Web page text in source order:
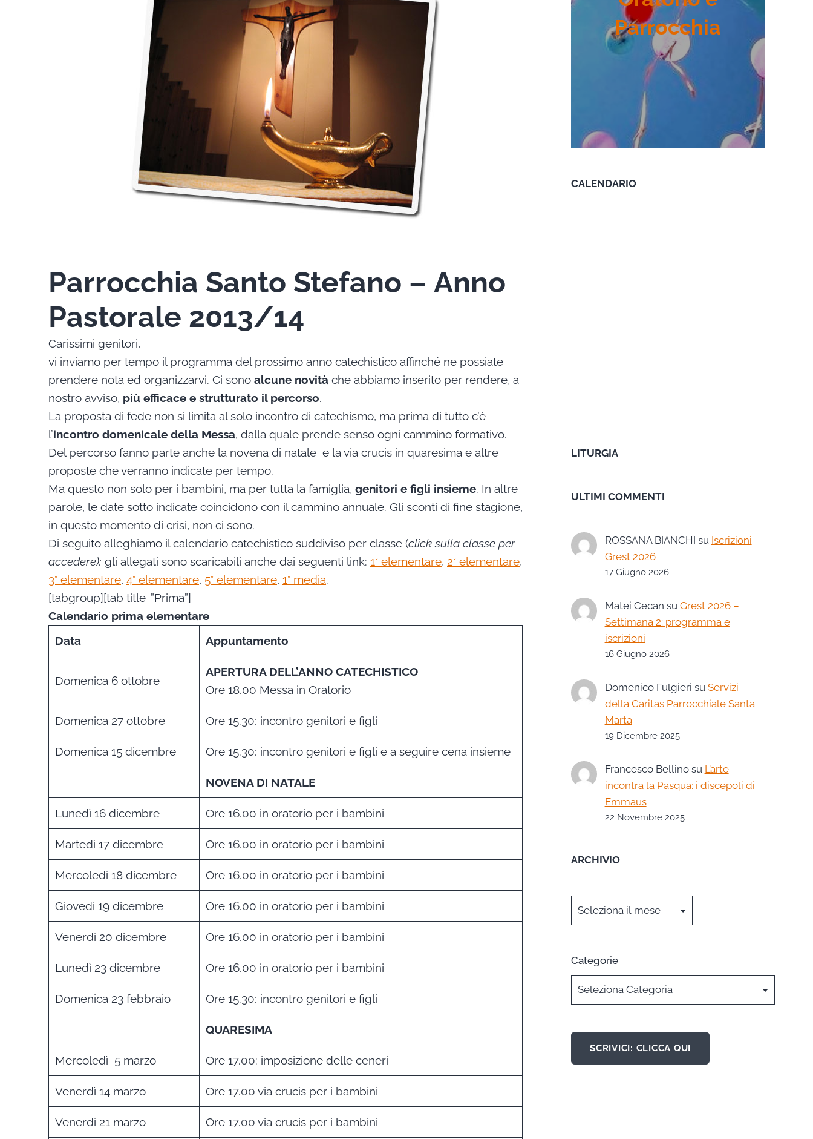
Parrocchia Santo Stefano – Anno
Pastorale 2013/14
Carissimi genitori,
vi inviamo per tempo il programma del prossimo anno catechistico affinché ne possiate
prendere nota ed organizzarvi. Ci sono alcune novità che abbiamo inserito per rendere, a
nostro avviso, più efficace e strutturato il percorso.
La proposta di fede non si limita al solo incontro di catechismo, ma prima di tutto c’è
l’incontro domenicale della Messa, dalla quale prende senso ogni cammino formativo.
Del percorso fanno parte anche la novena di natale e la via crucis in quaresima e altre
proposte che verranno indicate per tempo.
Ma questo non solo per i bambini, ma per tutta la famiglia, genitori e figli insieme. In altre
parole, le date sotto indicate coincidono con il cammino annuale. Gli sconti di fine stagione,
in questo momento di crisi, non ci sono.
Di seguito alleghiamo il calendario catechistico suddiviso per classe (click sulla classe per
accedere); gli allegati sono scaricabili anche dai seguenti link: 1° elementare, 2° elementare,
3° elementare, 4° elementare, 5° elementare, 1° media.
[tabgroup][tab title=”Prima”]
Calendario prima elementare
Data
Appuntamento
Domenica 6 ottobre
APERTURA DELL’ANNO CATECHISTICO
Ore 18.00 Messa in Oratorio
Domenica 27 ottobre Ore 15.30: incontro genitori e figli
Domenica 15 dicembre Ore 15.30: incontro genitori e figli e a seguire cena insieme
NOVENA DI NATALE
Lunedì 16 dicembre Ore 16.00 in oratorio per i bambini
Martedì 17 dicembre Ore 16.00 in oratorio per i bambini
Mercoledì 18 dicembre Ore 16.00 in oratorio per i bambini
Giovedì 19 dicembre Ore 16.00 in oratorio per i bambini
Venerdì 20 dicembre Ore 16.00 in oratorio per i bambini
Lunedì 23 dicembre Ore 16.00 in oratorio per i bambini
Domenica 23 febbraio Ore 15.30: incontro genitori e figli
QUARESIMA
Mercoledì 5 marzo Ore 17.00: imposizione delle ceneri
Venerdì 14 marzo Ore 17.00 via crucis per i bambini
Venerdì 21 marzo Ore 17.00 via crucis per i bambini
Parrocchia
CALENDARIO
LITURGIA
ULTIMI COMMENTI
ROSSANA BIANCHI su Iscrizioni
Grest 2026
17 Giugno 2026
Matei Cecan su Grest 2026 –
Settimana 2: programma e
iscrizioni
16 Giugno 2026
Domenico Fulgieri su Servizi
della Caritas Parrocchiale Santa
Marta
19 Dicembre 2025
Francesco Bellinosu L’arte
incontra la Pasqua: i discepoli di
Emmaus
22 Novembre 2025
ARCHIVIO
Categorie
SCRIVICI: CLICCA QUI